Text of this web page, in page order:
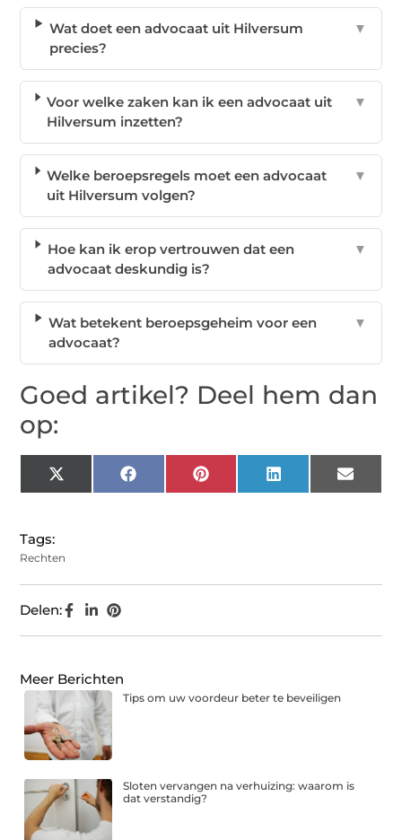
Wat doet een advocaat uit Hilversum
precies?
▼
Voor welke zaken kan ik een advocaat uit
Hilversum inzetten?
▼
Welke beroepsregels moet een advocaat
uit Hilversum volgen?
▼
Hoe kan ik erop vertrouwen dat een
advocaat deskundig is?
▼
Wat betekent beroepsgeheim voor een
advocaat?
▼
Goed artikel? Deel hem dan
op:
X
(Twitter)
Facebook Pinterest LinkedIn Email
Tags:
Rechten
Delen:
Meer Berichten
Tips om uw voordeur beter te beveiligen
Sloten vervangen na verhuizing: waarom is
dat verstandig?